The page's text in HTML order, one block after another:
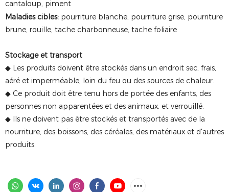
cantaloup, piment
Maladies cibles: pourriture blanche, pourriture grise, pourriture
brune, rouille, tache charbonneuse, tache foliaire
Stockage et transport
◆ Les produits doivent être stockés dans un endroit sec, frais,
aéré et imperméable, loin du feu ou des sources de chaleur.
◆ Ce produit doit être tenu hors de portée des enfants, des
personnes non apparentées et des animaux, et verrouillé.
◆ Ils ne doivent pas être stockés et transportés avec de la
nourriture, des boissons, des céréales, des matériaux et d'autres
produits.